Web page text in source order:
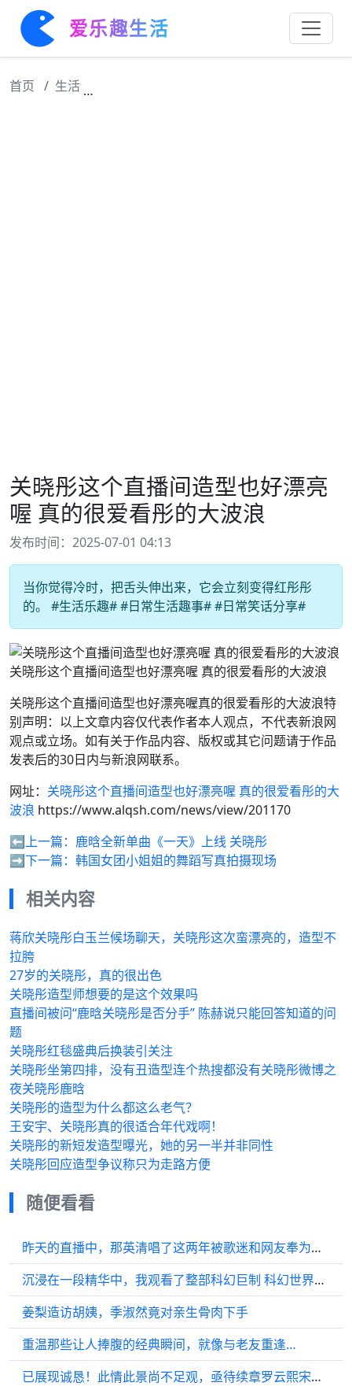
爱乐趣生活
首页 生活
关晓彤这个直播间造型也好漂亮
喔 真的很爱看彤的大波浪
发布时间：2025-07-01 04:13
当你觉得冷时，把舌头伸出来，它会立刻变得红彤彤
的。 #生活乐趣# #日常生活趣事# #日常笑话分享#
关晓彤这个直播间造型也好漂亮喔 真的很爱看彤的大波浪
关晓彤这个直播间造型也好漂亮喔真的很爱看彤的大波浪特
别声明：以上文章内容仅代表作者本人观点，不代表新浪网
观点或立场。如有关于作品内容、版权或其它问题请于作品
发表后的30日内与新浪网联系。
网址： 关晓彤这个直播间造型也好漂亮喔 真的很爱看彤的大
波浪 https://www.alqsh.com/news/view/201170
⬅️上一篇： 鹿晗全新单曲《一天》上线 关晓彤
➡️下一篇： 韩国女团小姐姐的舞蹈写真拍摄现场
相关内容
蒋欣关晓彤白玉兰候场聊天，关晓彤这次蛮漂亮的，造型不
拉胯
27岁的关晓彤，真的很出色
关晓彤造型师想要的是这个效果吗
直播间被问“鹿晗关晓彤是否分手” 陈赫说只能回答知道的问
题
关晓彤红毯盛典后换装引关注
关晓彤坐第四排，没有丑造型连个热搜都没有关晓彤微博之
夜关晓彤鹿晗
关晓彤的造型为什么都这么老气？
王安宇、关晓彤真的很适合年代戏啊！
关晓彤的新短发造型曝光，她的另一半并非同性
关晓彤回应造型争议称只为走路方便
随便看看
昨天的直播中，那英清唱了这两年被歌迷和网友奉为神作的《掉了》…
沉浸在一段精华中，我观看了整部科幻巨制 科幻世界探索 灵感瞬间 遥古时期…
姜梨造访胡姨，季淑然竟对亲生骨肉下手
重温那些让人捧腹的经典瞬间，就像与老友重逢…
已展现诚恳！此情此景尚不足观，亟待续章罗云熙宋轶开篇即结缡